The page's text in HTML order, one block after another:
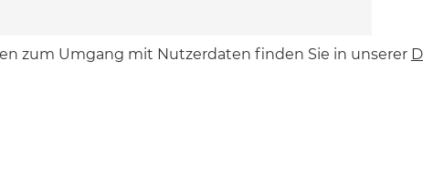
zum Umgang mit Nutzerdaten finden Sie in unserer